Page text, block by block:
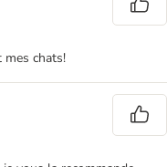
chats!